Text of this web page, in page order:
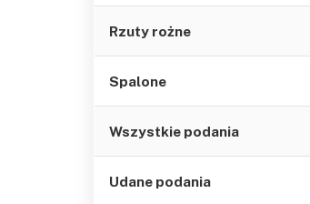
Rzuty rożne
Spalone
Wszystkie podania
Udane podania